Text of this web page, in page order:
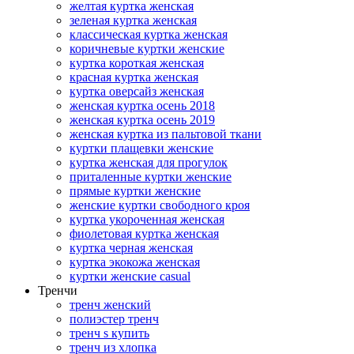
желтая куртка женская
зеленая куртка женская
классическая куртка женская
коричневые куртки женские
куртка короткая женская
красная куртка женская
куртка оверсайз женская
женская куртка осень 2018
женская куртка осень 2019
женская куртка из пальтовой ткани
куртки плащевки женские
куртка женская для прогулок
приталенные куртки женские
прямые куртки женские
женские куртки свободного кроя
куртка укороченная женская
фиолетовая куртка женская
куртка черная женская
куртка экокожа женская
куртки женские casual
Тренчи
тренч женский
полиэстер тренч
тренч s купить
тренч из хлопка